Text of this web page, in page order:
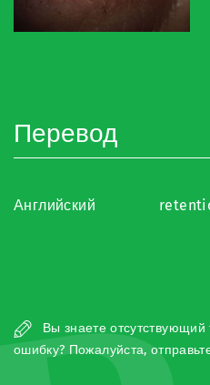
Перевод
Английский
Вы знаете
ошибку? Пожалуйста,